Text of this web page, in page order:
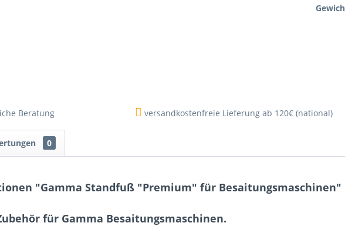
Beratung versandkostenfreie Lieferung ab 120€ (national)
0
"Gamma Standfuß "Premium" für Besaitungsmaschinen"
für Gamma Besaitungsmaschinen.